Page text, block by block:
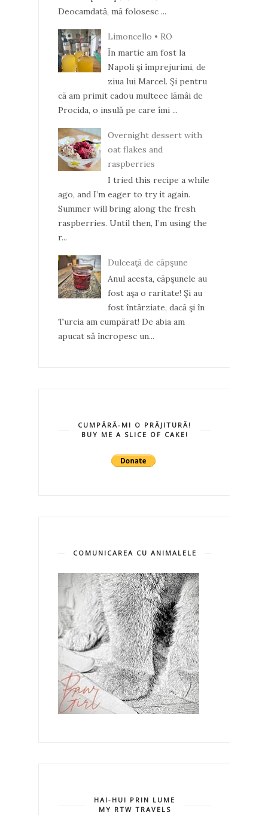
Deocamdată, mă folosesc ...
Limoncello • RO
În martie am fost la
Napoli şi împrejurimi, de
ziua lui Marcel. Şi pentru
că am primit cadou multeee lămâi de
Procida, o insulă pe care îmi ...
Overnight dessert with
oat flakes and
raspberries
I tried this recipe a while
ago, and I’m eager to try it again.
Summer will bring along the fresh
raspberries. Until then, I’m using the
r...
Dulceaţă de căpşune
Anul acesta, căpşunele au
fost aşa o raritate! Şi au
fost întârziate, dacă şi în
Turcia am cumpărat! De abia am
apucat să încropesc un...
CUMPĂRĂ-MI O PRĂJITURĂ!
BUY ME A SLICE OF CAKE!
COMUNICAREA CU ANIMALELE
HAI-HUI PRIN LUME
MY RTW TRAVELS